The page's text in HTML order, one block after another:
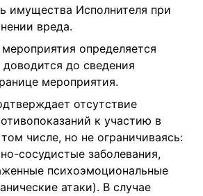
имущества Исполнителя при
вреда.
определяется
до сведения
мероприятия.
отсутствие
к участию в
числе, но не ограничиваясь:
сосудистые заболевания,
психоэмоциональные
атаки). В случае